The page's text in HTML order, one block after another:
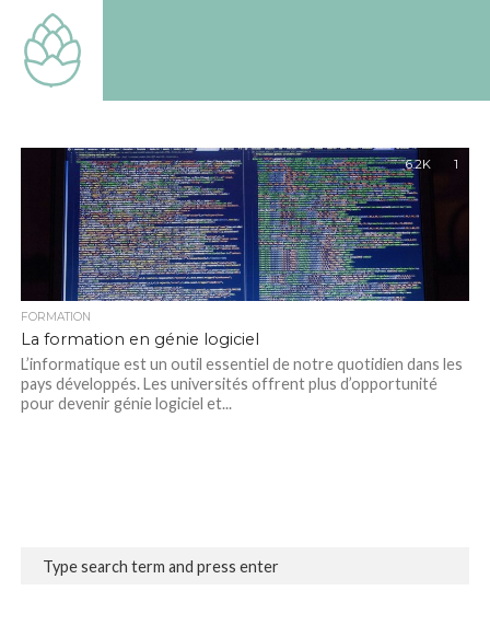
TOUT
SAVOIR
LE
NOTRE
6.2K 1
FORMATION
La formation en génie logiciel
L’informatique est un outil essentiel de notre quotidien dans les
pays développés. Les universités offrent plus d’opportunité
pour devenir génie logiciel et...